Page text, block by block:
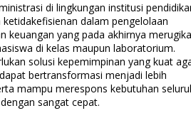
di lingkungan institusi
dalam pengelolaan
keuangan yang pada akhirnya
di kelas maupun laboratorium.
solusi kepemimpinan yang kuat
bertransformasi menjadi lebih
mampu merespons kebutuhan
sangat cepat.